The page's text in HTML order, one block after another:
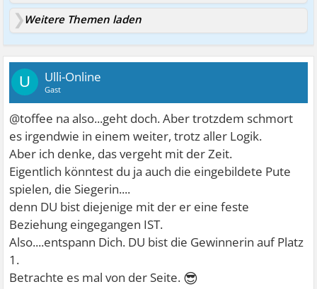
Weitere Themen laden
U Ulli-Online
Gast
@toffee na also...geht doch. Aber trotzdem schmort
es irgendwie in einem weiter, trotz aller Logik.
Aber ich denke, das vergeht mit der Zeit.
Eigentlich könntest du ja auch die eingebildete Pute
spielen, die Siegerin....
denn DU bist diejenige mit der er eine feste
Beziehung eingegangen IST.
Also....entspann Dich. DU bist die Gewinnerin auf Platz
1.
Betrachte es mal von der Seite. 😎